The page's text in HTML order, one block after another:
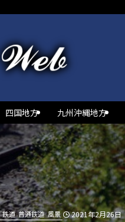
四国地方 九州沖縄地方
鉄道 普通鉄道 風景 2021年2月26日